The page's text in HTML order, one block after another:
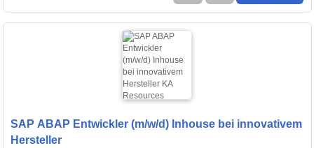
SAP ABAP Entwickler (m/w/d) Inhouse bei innovativem
Hersteller